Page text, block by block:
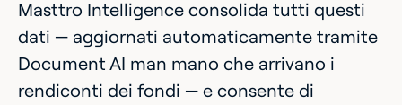
Masttro Intelligence consolida tutti questi
dati — aggiornati automaticamente tramite
Document AI man mano che arrivano i
rendiconti dei fondi — e consente di